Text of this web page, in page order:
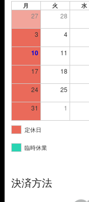
月 火 水
27 28
3 4
10 11
17 18
24 25
31 1
定休日
臨時休業
決済方法